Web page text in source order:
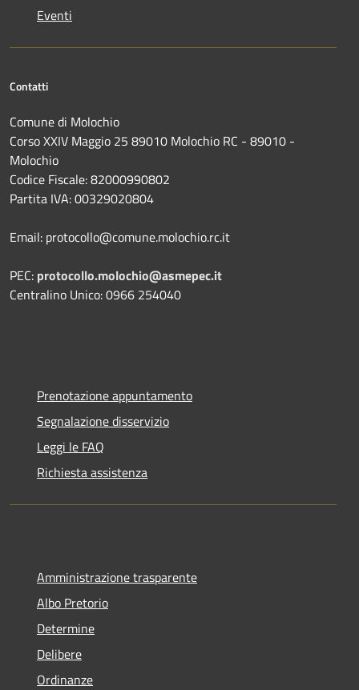
Eventi
Contatti
Comune di Molochio
Corso XXIV Maggio 25 89010 Molochio RC - 89010 -
Molochio
Codice Fiscale: 82000990802
Partita IVA: 00329020804
Email: protocollo@comune.molochio.rc.it
PEC: protocollo.molochio@asmepec.it
Centralino Unico: 0966 254040
Prenotazione appuntamento
Segnalazione disservizio
Leggi le FAQ
Richiesta assistenza
Amministrazione trasparente
Albo Pretorio
Determine
Delibere
Ordinanze